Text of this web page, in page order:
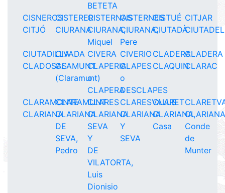
BETETA
CISNEROSCISTERERCISTERNASCISTERNESCISTUÉ CITJAR
CITJÓ
CIURANACIURANA,
Miquel
CIURANA,
Pere
CIUTADÀ
CIUTADILLACIVADA CIVERA CIVERIOCLADERACLADERA
CLADOSASCLAMUNT
(Claramunt)
CLAPERIA
o
CLAPERA
CLAPES
o
DESCLAPES
CLAQUINCLARAC
CLARAMONTECLARAMUNT
CLARESCLARESVALLS
CLARET
CLARIANACLARIANA
DE
SEVA,
Pedro
CLARIANA
SEVA
Y
DE
VILATORTA,
Luis
Dionisio
CLARIANA
Y
SEVA
CLARIANA,
Casa
Conde
de
Munter